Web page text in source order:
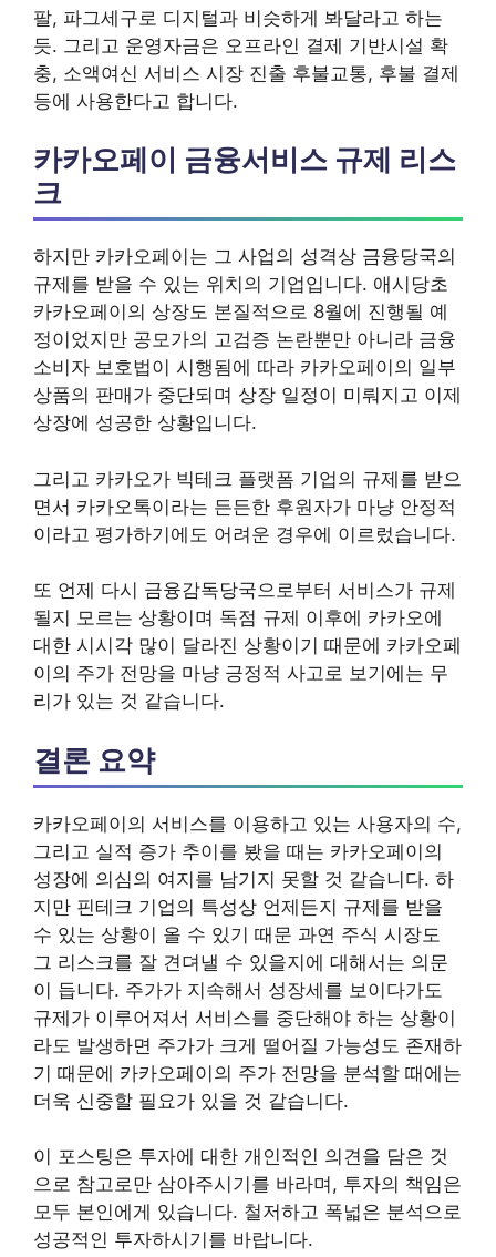
팔, 파그세구로 디지털과 비슷하게 봐달라고 하는
듯. 그리고 운영자금은 오프라인 결제 기반시설 확
충, 소액여신 서비스 시장 진출 후불교통, 후불 결제
등에 사용한다고 합니다.
카카오페이 금융서비스 규제 리스
크
하지만 카카오페이는 그 사업의 성격상 금융당국의
규제를 받을 수 있는 위치의 기업입니다. 애시당초
카카오페이의 상장도 본질적으로 8월에 진행될 예
정이었지만 공모가의 고검증 논란뿐만 아니라 금융
소비자 보호법이 시행됨에 따라 카카오페이의 일부
상품의 판매가 중단되며 상장 일정이 미뤄지고 이제
상장에 성공한 상황입니다.
그리고 카카오가 빅테크 플랫폼 기업의 규제를 받으
면서 카카오톡이라는 든든한 후원자가 마냥 안정적
이라고 평가하기에도 어려운 경우에 이르렀습니다.
또 언제 다시 금융감독당국으로부터 서비스가 규제
될지 모르는 상황이며 독점 규제 이후에 카카오에
대한 시시각 많이 달라진 상황이기 때문에 카카오페
이의 주가 전망을 마냥 긍정적 사고로 보기에는 무
리가 있는 것 같습니다.
결론 요약
카카오페이의 서비스를 이용하고 있는 사용자의 수,
그리고 실적 증가 추이를 봤을 때는 카카오페이의
성장에 의심의 여지를 남기지 못할 것 같습니다. 하
지만 핀테크 기업의 특성상 언제든지 규제를 받을
수 있는 상황이 올 수 있기 때문 과연 주식 시장도
그 리스크를 잘 견뎌낼 수 있을지에 대해서는 의문
이 듭니다. 주가가 지속해서 성장세를 보이다가도
규제가 이루어져서 서비스를 중단해야 하는 상황이
라도 발생하면 주가가 크게 떨어질 가능성도 존재하
기 때문에 카카오페이의 주가 전망을 분석할 때에는
더욱 신중할 필요가 있을 것 같습니다.
이 포스팅은 투자에 대한 개인적인 의견을 담은 것
으로 참고로만 삼아주시기를 바라며, 투자의 책임은
모두 본인에게 있습니다. 철저하고 폭넓은 분석으로
성공적인 투자하시기를 바랍니다.